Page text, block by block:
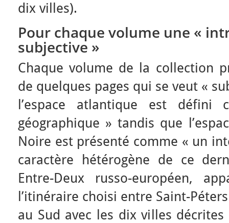
dix villes).
Pour chaque volume une «
subjective »
Chaque volume de la collection
de quelques pages qui se veut «
l’espace atlantique est défini
géographique » tandis que
Noire est présenté comme « un
caractère hétérogène de ce
Entre-Deux russo-européen,
l’itinéraire choisi entre Saint-
au Sud avec les dix villes décrites